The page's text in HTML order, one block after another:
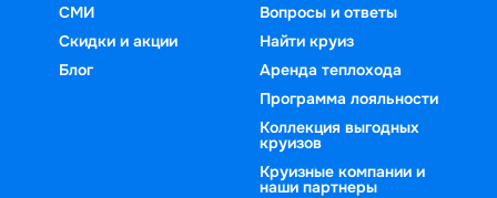
СМИ
Скидки и акции
Блог
Вопросы и ответы
Найти круиз
Аренда теплохода
Программа лояльности
Коллекция выгодных
круизов
Круизные компании и
наши партнеры